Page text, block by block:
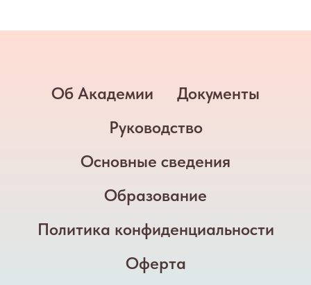
Об Академии
Документы
Руководство
Основные сведения
Образование
Политика конфиденциальности
Оферта